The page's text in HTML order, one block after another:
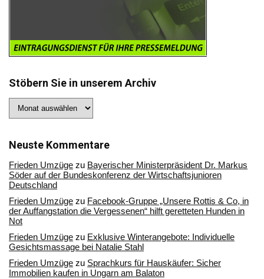
Stöbern Sie in unserem Archiv
Stöbern
Sie
Archiv
Neuste Kommentare
Frieden Umzüge zu Bayerischer Ministerpräsident Dr. Markus
Söder auf der Bundeskonferenz der Wirtschaftsjunioren
Deutschland
Frieden Umzüge zu Facebook-Gruppe „Unsere Rottis & Co, in
der Auffangstation die Vergessenen“ hilft geretteten Hunden in
Not
Frieden Umzüge zu Exklusive Winterangebote: Individuelle
Gesichtsmassage bei Natalie Stahl
Frieden Umzüge zu Sprachkurs für Hauskäufer: Sicher
Immobilien kaufen in Ungarn am Balaton